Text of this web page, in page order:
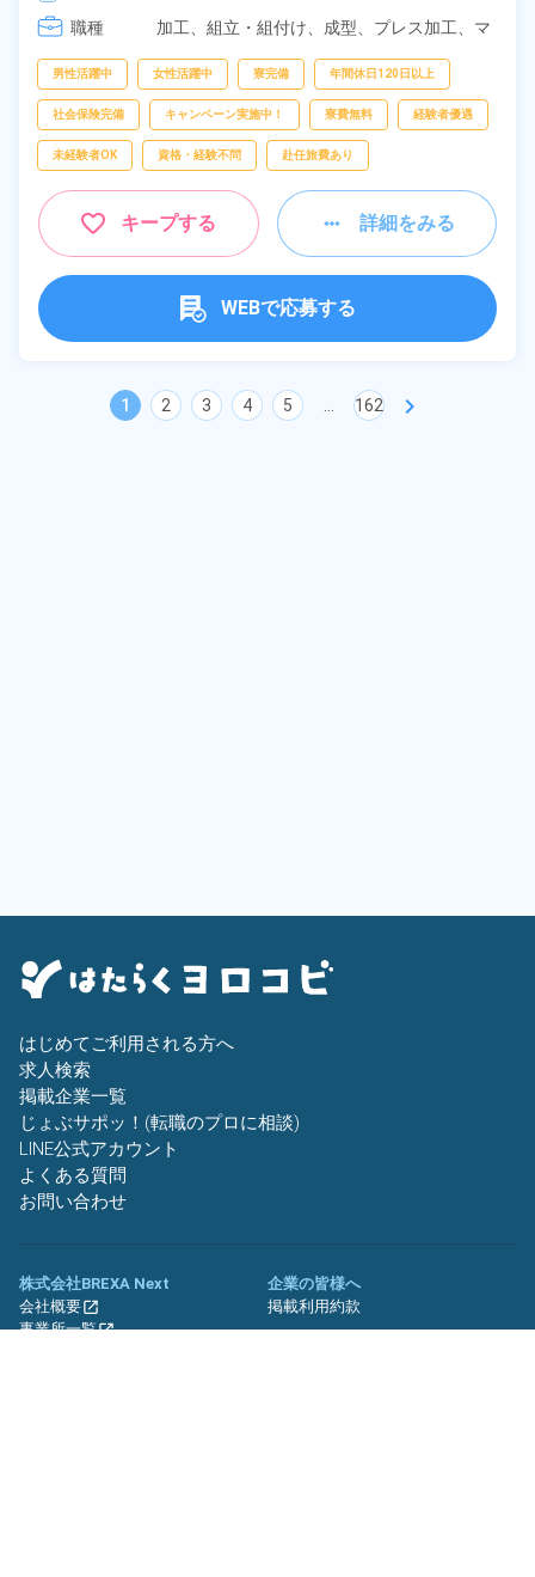
職種
加工、 組立・組付け、 成型、 プレス加工、 マ
洗浄
男性活躍中 女性活躍中 寮完備 年間休日120日以上
社会保険完備 キャンペーン実施中！ 寮費無料 経験者優遇
未経験者OK 資格・経験不問 赴任旅費あり
キープする 詳細をみる
WEBで応募する
1 2 3 4 5 162 chevron_right
はじめてご利用される方へ
求人検索
掲載企業一覧
じょぶサポッ！(転職のプロに相談)
LINE公式アカウント
よくある質問
お問い合わせ
株式会社BREXA Next
会社概要
事業所一覧
企業の皆様へ
掲載利用約款